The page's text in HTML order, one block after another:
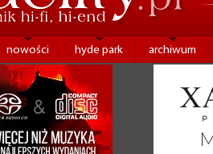
nowości hyde park archiwum